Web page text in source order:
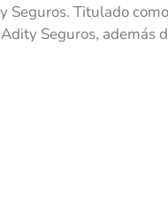
Seguros. Titulado
Seguros,